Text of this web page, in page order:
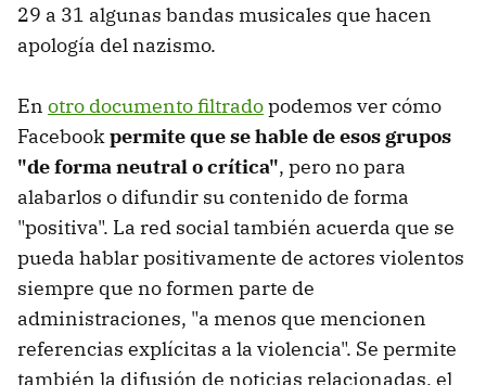
29 a 31 algunas bandas musicales que hacen
apología del nazismo.
En otro documento filtradopodemos ver cómo
Facebookpermite que se hable de esos grupos
"de forma neutral o crítica", pero no para
alabarlos o difundir su contenido de forma
"positiva". La red social también acuerda que se
pueda hablar positivamente de actores violentos
siempre que no formen parte de
administraciones, "a menos que mencionen
referencias explícitas a la violencia". Se permite
también la difusión de noticias relacionadas, el